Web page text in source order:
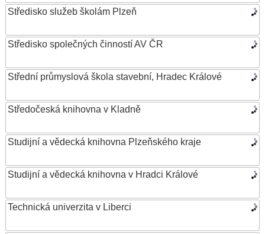
Středisko služeb školám Plzeň
Středisko společných činností AV ČR
Střední průmyslová škola stavební, Hradec Králové
Středočeská knihovna v Kladně
Studijní a vědecká knihovna Plzeňského kraje
Studijní a vědecká knihovna v Hradci Králové
Technická univerzita v Liberci